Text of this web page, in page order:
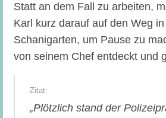
Statt an dem Fall zu arbeiten,
Karl kurz darauf auf den Weg
Schanigarten, um Pause zu
von seinem Chef entdeckt und
„Plötzlich stand der